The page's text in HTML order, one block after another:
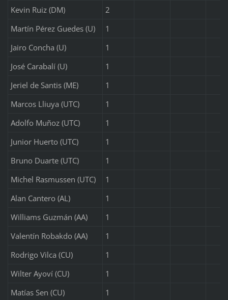
Kevin Ruiz (DM)
2
Martín Pérez Guedes (U)
1
Jairo Concha (U)
1
José Carabalí (U)
1
Jeriel de Santis (ME)
1
Marcos Lliuya (UTC)
1
Adolfo Muñoz (UTC)
1
Junior Huerto (UTC)
1
Bruno Duarte (UTC)
1
Michel Rasmussen (UTC)
1
Alan Cantero (AL)
1
Williams Guzmán (AA)
1
Valentín Robakdo (AA)
1
Rodrigo Vilca (CU)
1
Wilter Ayoví (CU)
1
Matías Sen (CU)
1